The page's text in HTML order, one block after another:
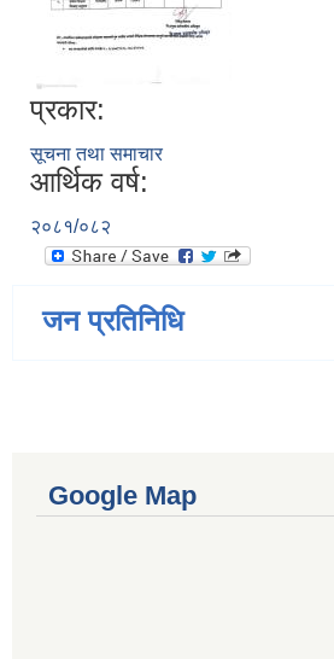
प्रकार:
सूचना तथा समाचार
आर्थिक वर्ष:
२०८१/०८२
जन प्रतिनिधि
Google Map